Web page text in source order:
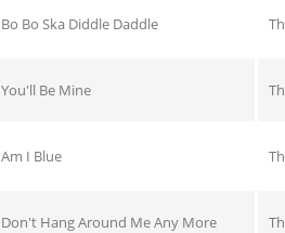
Bo Bo Ska Diddle Daddle
You'll Be Mine
Am I Blue
Don't Hang Around Me Any More